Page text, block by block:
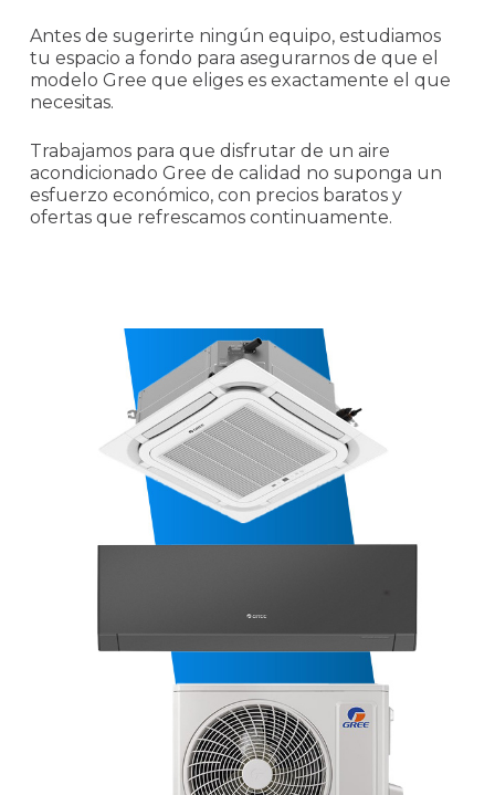
Antes de sugerirte ningún equipo, estudiamos
tu espacio a fondo para asegurarnos de que el
modelo Gree que eliges es exactamente el que
necesitas.
Trabajamos para que disfrutar de un aire
acondicionado Gree de calidad no suponga un
esfuerzo económico, con precios baratos y
ofertas que refrescamos continuamente.